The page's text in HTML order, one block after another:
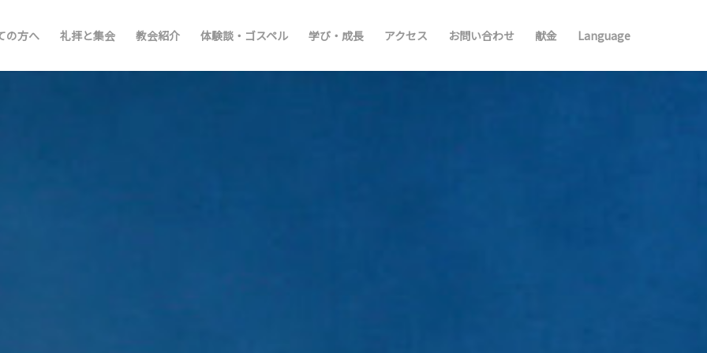
の方へ 礼拝と集会 教会紹介 体験談・ゴスペル 学び・成長 アクセス お問い合わせ 献金 Language